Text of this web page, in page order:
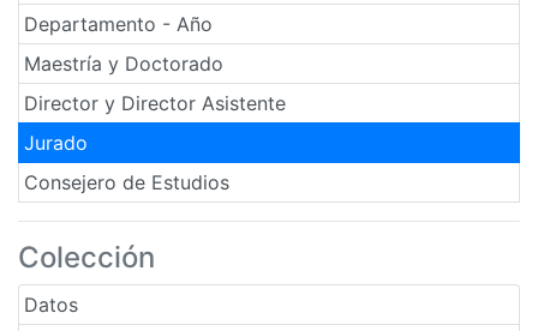
Departamento - Año
Maestría y Doctorado
Director y Director Asistente
Jurado
Consejero de Estudios
Colección
Datos